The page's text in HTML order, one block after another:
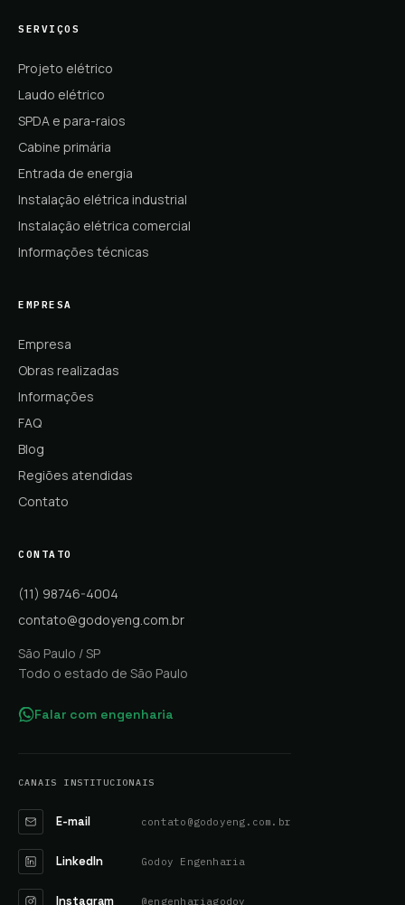
SERVIÇOS
Projeto elétrico
Laudo elétrico
SPDA e para-raios
Cabine primária
Entrada de energia
Instalação elétrica industrial
Instalação elétrica comercial
Informações técnicas
EMPRESA
Empresa
Obras realizadas
Informações
FAQ
Blog
Regiões atendidas
Contato
CONTATO
(11) 98746-4004
contato@godoyeng.com.br
São Paulo / SP
Todo o estado de São Paulo
Falar com engenharia
CANAIS INSTITUCIONAIS
E-mail contato@godoyeng.com.br
LinkedIn Godoy Engenharia
Instagram @engenhariagodoy